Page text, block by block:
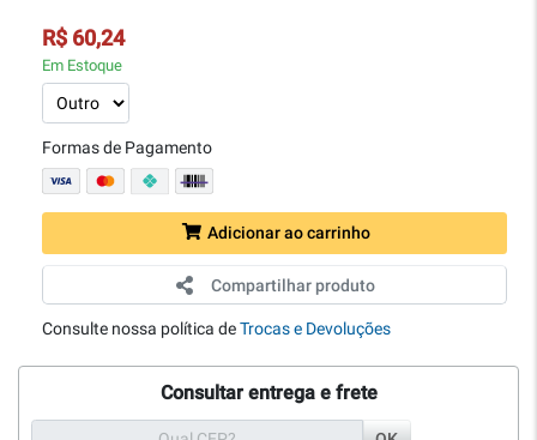
R$ 60,24
Em Estoque
Formas de Pagamento
Adicionar ao carrinho
Compartilhar produto
Consulte nossa política deTrocas e Devoluções
Consultar entrega e frete